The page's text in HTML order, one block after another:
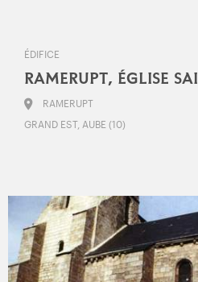
ÉDIFICE
RAMERUPT, ÉGLISE
RAMERUPT
GRAND EST, AUBE (10)